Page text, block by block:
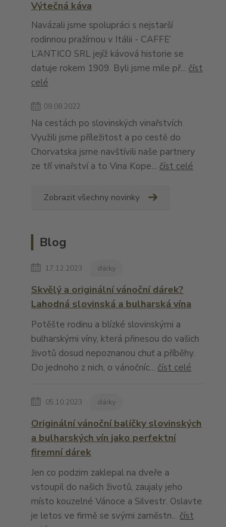
Výtečná káva
Navázali jsme spolupráci s nejstarší
rodinnou pražírnou v Itálii - CAFFE’
L’ANTICO SRL jejíž kávová historie se
datuje rokem 1909. Byli jsme mile př... číst
celé
09.08.2022
Na cestách po slovinských vinařstvích
Využili jsme příležitost a po cestě do
Chorvatska jsme navštívili naše partnery
ze tří vinařství a to Vina Kope... číst celé
Zobrazit všechny novinky
Blog
17.12.2023 dárky
Skvělý a originální vánoční dárek?
Lahodná slovinská a bulharská vína
Potěšte rodinu a blízké slovinskými a
bulharskými víny, která přinesou do vašich
životů dosud nepoznanou chuť a příběhy.
Do jednoho z nich, o vánočníc... číst celé
05.10.2023 dárky
Originální vánoční balíčky slovinských
a bulharských vín jako perfektní
firemní dárek
Jen co podzim zaklepal na dveře a
vstoupil do našich životů, zaujaly jeho
místo kouzelné Vánoce a Silvestr. Oslavte
je letos ve firmě se svými zaměstn... číst